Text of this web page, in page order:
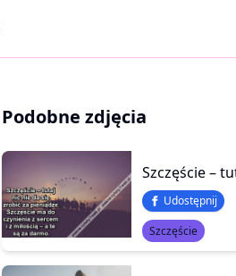
Podobne zdjęcia
Udostępnij
Szczęście